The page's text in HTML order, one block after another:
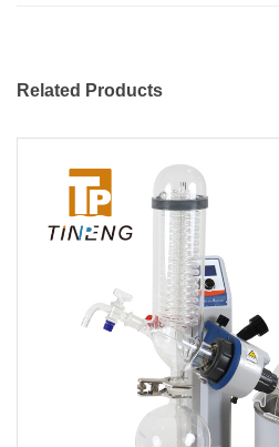
Related Products